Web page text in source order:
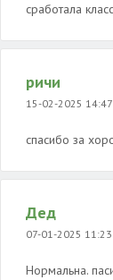
сработала
ричи
15-02-2025 14:47
спасибо за
Дед
07-01-2025 11:23
Нормальна.